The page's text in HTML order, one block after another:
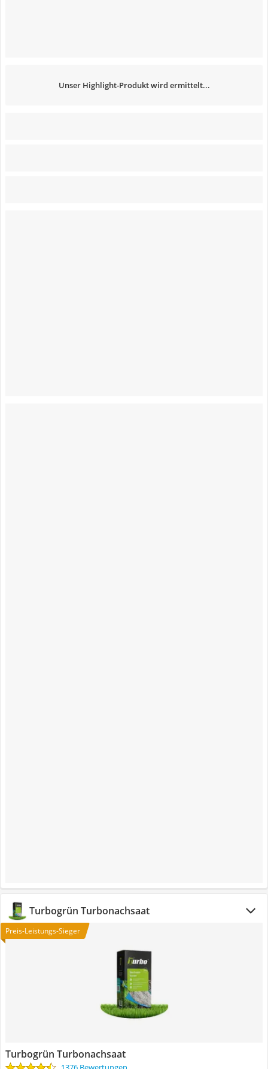
Unser Highlight-Produkt wird ermittelt...
Turbogrün Turbonachsaat
Preis-Leistungs-Sieger
Turbogrün Turbonachsaat